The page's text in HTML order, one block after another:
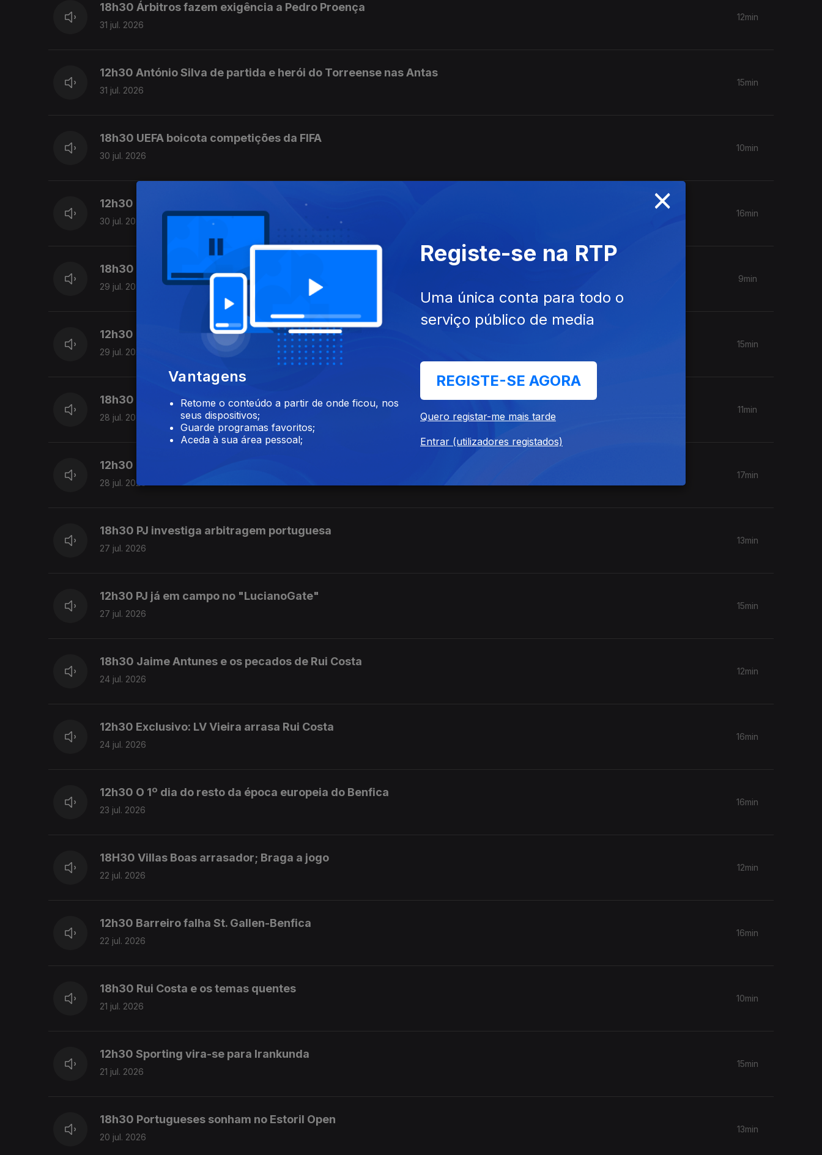
18h30 Árbitros fazem exigência a Pedro Proença
31 jul. 2026
12min
12h30 António Silva de partida e herói do Torreense nas Antas
31 jul. 2026
15min
18h30 UEFA boicota competições da FIFA
30 jul. 2026
10min
12h30 Ex-árbitro diz que Proença não é de confiar
30 jul. 2026
16min
18h30 Marco Silva conta com mundialistas
29 jul. 2026
9min
12h30 Proença e APAF reunidos; FC Porto negoceia Souza
29 jul. 2026
15min
18h30 Áudios na net comprometem Pedro Proença
28 jul. 2026
11min
12h30 Chaloupek "é bom para Benfica"
28 jul. 2026
17min
18h30 PJ investiga arbitragem portuguesa
27 jul. 2026
13min
12h30 PJ já em campo no "LucianoGate"
27 jul. 2026
15min
18h30 Jaime Antunes e os pecados de Rui Costa
24 jul. 2026
12min
12h30 Exclusivo: LV Vieira arrasa Rui Costa
24 jul. 2026
16min
12h30 O 1º dia do resto da época europeia do Benfica
23 jul. 2026
16min
18H30 Villas Boas arrasador; Braga a jogo
22 jul. 2026
12min
12h30 Barreiro falha St. Gallen-Benfica
22 jul. 2026
16min
18h30 Rui Costa e os temas quentes
21 jul. 2026
10min
12h30 Sporting vira-se para Irankunda
21 jul. 2026
15min
18h30 Portugueses sonham no Estoril Open
20 jul. 2026
13min
×
Vantagens
Retome o conteúdo a partir de onde ficou, nos
seus dispositivos;
Guarde programas favoritos;
Aceda à sua área pessoal;
Registe-se na RTP
Uma única conta para todo o
serviço público de media
REGISTE-SE AGORA
Quero registar-me mais tarde
Entrar (utilizadores registados)